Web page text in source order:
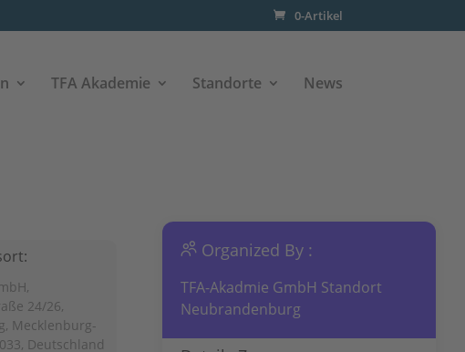
0-Artikel
TFA Akademie Standorte News
24/26,
Mecklenburg-
Deutschland
Organized By :
TFA-Akadmie GmbH Standort
Neubrandenburg